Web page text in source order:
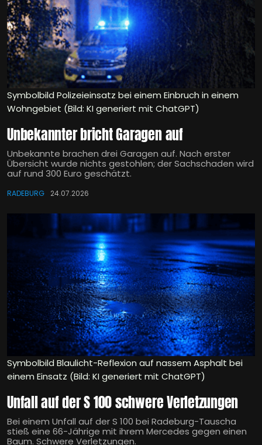
Symbolbild Polizeieinsatz bei einem Einbruch in einem
Wohngebiet (Bild: KI generiert mit ChatGPT)
Unbekannter bricht Garagen auf
Unbekannte brachen drei Garagen auf. Nach erster
Übersicht wurde nichts gestohlen; der Sachschaden wird
auf rund 300 Euro geschätzt.
RADEBURG 24.07.2026
Symbolbild Blaulicht-Reflexion auf nassem Asphalt bei
einem Einsatz (Bild: KI generiert mit ChatGPT)
Unfall auf der S 100 schwere Verletzungen
Bei einem Unfall auf der S 100 bei Radeburg-Tauscha
stieß eine 66-Jährige mit ihrem Mercedes gegen einen
Baum. Schwere Verletzungen.